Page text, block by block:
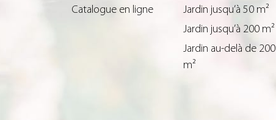
Catalogue en ligne
Jardin jusqu’à 50 m²
Jardin jusqu’à 200 m²
Jardin au-delà de 200
m²